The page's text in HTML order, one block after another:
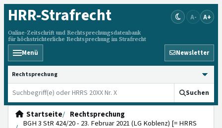
HRR-Strafrecht
Online-Zeitschrift und Rechtsprechungsdatenbank
für höchstrichterliche Rechtsprechung im Strafrecht
A- A+
Menü Newsletter
HRRS durchsuchen
Suchen
Startseite
Rechtsprechung
BGH 3 StR 424/20 - 23. Februar 2021 (LG Koblenz) [= HRRS